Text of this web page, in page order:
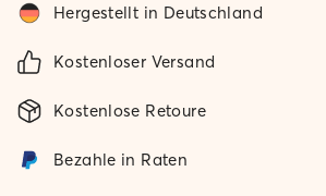
Hergestellt in Deutschland
Kostenloser Versand
Kostenlose Retoure
Bezahle in Raten